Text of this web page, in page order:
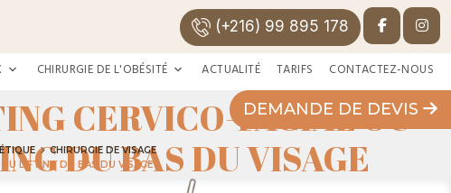
(+216) 99 895 178
CHIRURGIE DE L'OBÉSITÉ ACTUALITÉ TARIFS CONTACTEZ-NOUS
DEMANDE DE DEVIS
CERVICO-FACIAL OU
DU BAS DU VISAGE
CHIRURGIE DE VISAGE
LIFTING DU BAS DU VISAGE